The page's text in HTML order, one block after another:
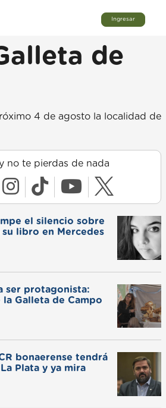
Ingresar
de
4 de agosto la localidad de
no te pierdas de nada
el silencio sobre
libro en Mercedes
ser protagonista:
la Galleta de Campo
bonaerense tendrá
Plata y ya mira